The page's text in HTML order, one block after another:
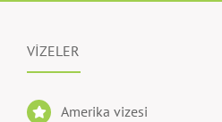
VİZELER
Amerika vizesi